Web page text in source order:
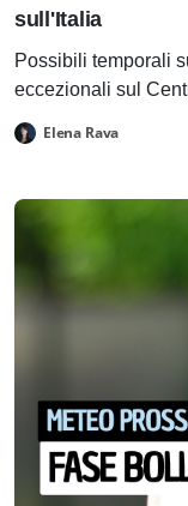
sull'Italia
Possibili temporali
eccezionali sul
Elena Rava